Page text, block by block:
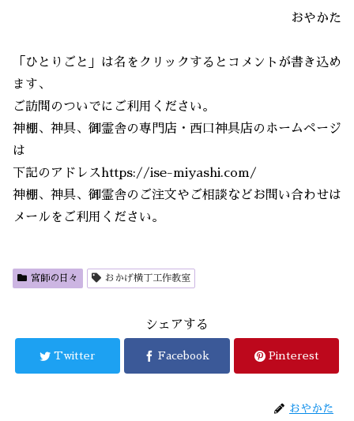
おやかた
「ひとりごと」は名をクリックするとコメントが書き込め
ます、
ご訪問のついでにご利用ください。
神棚、神具、御霊舎の専門店・西口神具店のホームページ
は
下記のアドレスhttps://ise-miyashi.com/
神棚、神具、御霊舎のご注文やご相談などお問い合わせは
メールをご利用ください。
宮師の日々 おかげ横丁工作教室
シェアする
Twitter Facebook Pinterest
おやかた